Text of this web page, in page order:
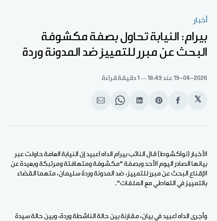
أخبار
بيرام: النيابة تحاول بصفة مكشوفة
البحث عن مبرر للتمييز ضد المدونة وردة
19-04-2026 عند 18:49 1 دقيقة قراءة
𝕏
انشر
الفيسبوك
Share
Pinterest
انشر
لينكد
Share
WhatsApp
انشر
الإيميل
الأخبار (نواكشوط) قال النائب بيرام الداه اعبيد إن النيابة العامة حاولت عبر
بيانها الصادر اليوم الأحد وبصفة "مكشوفة ومتهافتة ومرتبكة وبعيدة عن
الإقناع البحث عن مبرر للتمييز، ضد المدونة وردة سليمان، متهما القضاء
بالتمييز في التعاطي مع الملفات".
وأجرى الداه اعبيد في بيان، مقارنة بين حالة الناشطة وردة، وبين حالة سيدة